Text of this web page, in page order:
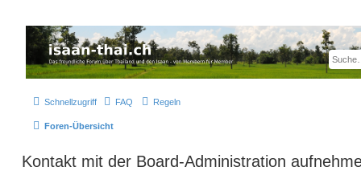
Thailand & Isaan Forum - isaan-thai.ch
Das freundliche Forum über Thailand und den Isaan - von Membern für Member
Schnellzugriff FAQ Regeln
Foren-Übersicht
Kontakt mit der Board-Administration